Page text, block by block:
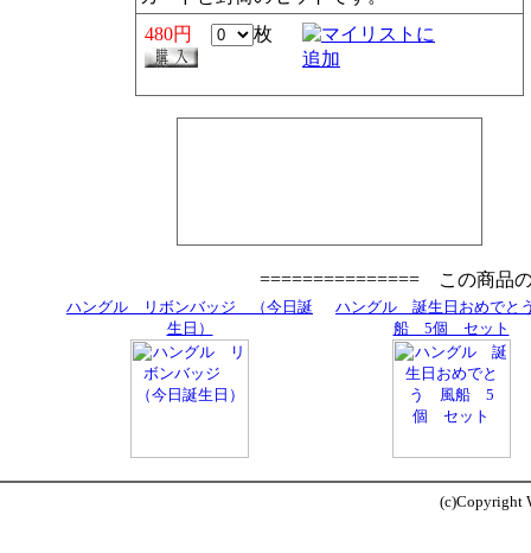
480円
枚
=============== この商品
ハングル リボンバッジ （今日誕
生日）
ハングル 誕生日おめで
船 5個 セット
(c)Copyright